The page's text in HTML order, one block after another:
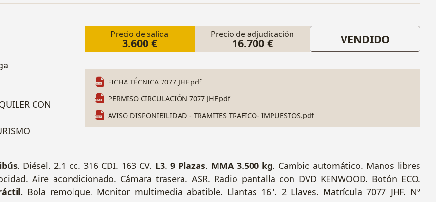
Precio de salida
3.600 €
Precio de adjudicación
16.700 € VENDIDO
FICHA TÉCNICA 7077 JHF.pdf
PERMISO CIRCULACIÓN 7077 JHF.pdf
AVISO DISPONIBILIDAD - TRAMITES TRAFICO- IMPUESTOS.pdf
CON
Diésel. 2.1 cc. 316 CDI. 163 CV. L3. 9 Plazas. MMA 3.500 kg. Cambio automático. Manos libres
Aire acondicionado. Cámara trasera. ASR. Radio pantalla con DVD KENWOOD. Botón ECO.
Bola remolque. Monitor multimedia abatible. Llantas 16". 2 Llaves. Matrícula 7077 JHF. Nº